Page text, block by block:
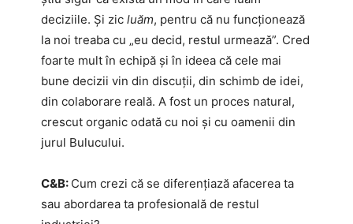
deciziile. Și zic luăm, pentru că nu funcționează
la noi treaba cu „eu decid, restul urmează”. Cred
foarte mult în echipă și în ideea că cele mai
bune decizii vin din discuții, din schimb de idei,
din colaborare reală. A fost un proces natural,
crescut organic odată cu noi și cu oamenii din
jurul Bulucului.
C&B: Cum crezi că se diferențiază afacerea ta
sau abordarea ta profesională de restul